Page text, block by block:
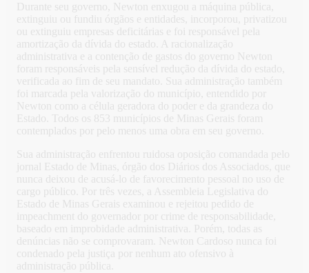
Durante seu governo, Newton enxugou a máquina pública,
extinguiu ou fundiu órgãos e entidades, incorporou, privatizou
ou extinguiu empresas deficitárias e foi responsável pela
amortização da dívida do estado. A racionalização
administrativa e a contenção de gastos do governo Newton
foram responsáveis pela sensível redução da dívida do estado,
verificada ao fim de seu mandato. Sua administração também
foi marcada pela valorização do município, entendido por
Newton como a célula geradora do poder e da grandeza do
Estado. Todos os 853 municípios de Minas Gerais foram
contemplados por pelo menos uma obra em seu governo.
Sua administração enfrentou ruidosa oposição comandada pelo
jornal Estado de Minas, órgão dos Diários dos Associados, que
nunca deixou de acusá-lo de favorecimento pessoal no uso de
cargo público. Por três vezes, a Assembleia Legislativa do
Estado de Minas Gerais examinou e rejeitou pedido de
impeachment do governador por crime de responsabilidade,
baseado em improbidade administrativa. Porém, todas as
denúncias não se comprovaram. Newton Cardoso nunca foi
condenado pela justiça por nenhum ato ofensivo à
administração pública.